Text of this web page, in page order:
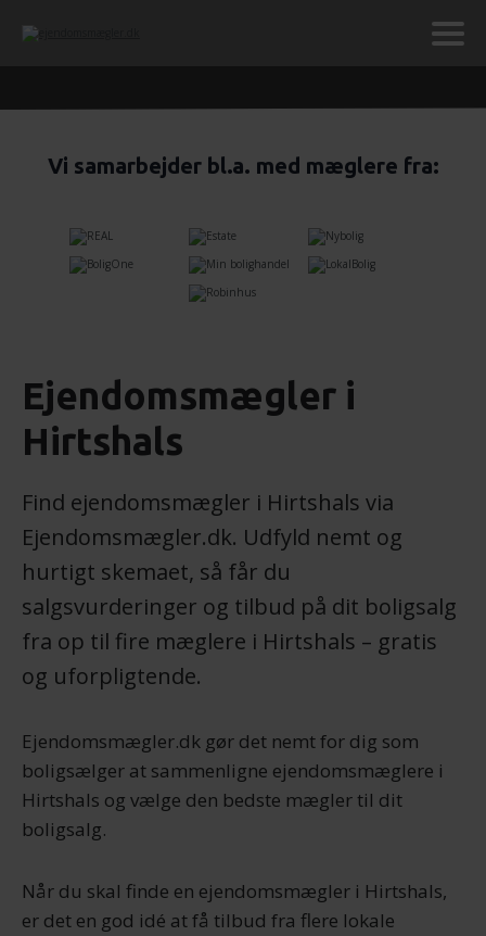
Vi samarbejder bl.a. med mæglere fra:
Ejendomsmægler i
Hirtshals
Find ejendomsmægler i Hirtshals via
Ejendomsmægler.dk. Udfyld nemt og
hurtigt skemaet, så får du
salgsvurderinger og tilbud på dit boligsalg
fra op til fire mæglere i Hirtshals – gratis
og uforpligtende.
Ejendomsmægler.dk gør det nemt for dig som
boligsælger at sammenligne ejendomsmæglere i
Hirtshals og vælge den bedste mægler til dit
boligsalg.
Når du skal finde en ejendomsmægler i Hirtshals,
er det en god idé at få tilbud fra flere lokale